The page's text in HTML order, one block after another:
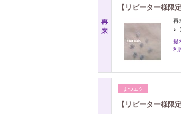
再
来
【リピーター様
再
♪
提
利
まつエク
【リピーター様